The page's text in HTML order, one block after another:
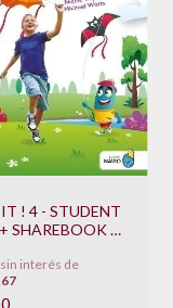
! 4 - STUDENT
SHAREBOOK +
interés de